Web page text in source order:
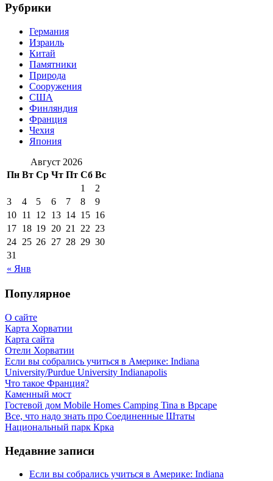
Рубрики
Германия
Израиль
Китай
Памятники
Природа
Сооружения
США
Финляндия
Франция
Чехия
Япония
Август 2026
Пн Вт Ср Чт Пт Сб Вс
« Янв
1
2
3
4 5 6 7 8
9
10 11 12 13 14 15 16
17 18 19 20 21 22 23
24 25 26 27 28 29 30
31
Популярное
О сайте
Карта Хорватии
Карта сайта
Отели Хорватии
Если вы собрались учиться в Америке: Indiana
University/Purdue University Indianapolis
Что такое Франция?
Каменный мост
Гостевой дом Mobile Homes Camping Tina в Врсаре
Все, что надо знать про Соединенные Штаты
Национальный парк Крка
Недавние записи
Если вы собрались учиться в Америке: Indiana